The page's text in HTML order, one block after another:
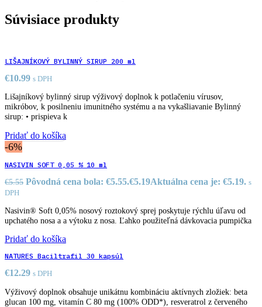
Súvisiace produkty
LIŠAJNÍKOVÝ BYLINNÝ SIRUP 200 ml
€10.99 s DPH
Lišajníkový bylinný sirup výživový doplnok k potlačeniu vírusov,
mikróbov, k posilneniu imunitného systému a na vykašliavanie Bylinný
sirup: • prispieva k
Pridať do košíka
-6%
NASIVIN SOFT 0,05 % 10 ml
€5.55 Pôvodná cena bola: €5.55.€5.19Aktuálna cena je: €5.19. s
DPH
Nasivin® Soft 0,05% nosový roztokový sprej poskytuje rýchlu úľavu od
upchatého nosa a a výtoku z nosa. Ľahko použiteľná dávkovacia pumpička
Pridať do košíka
NATURES Baciltrafil 30 kapsúl
€12.29 s DPH
Výživový doplnok obsahuje unikátnu kombináciu aktívnych zložiek: beta
glucan 100 mg, vitamín C 80 mg (100% ODD*), resveratrol z červeného